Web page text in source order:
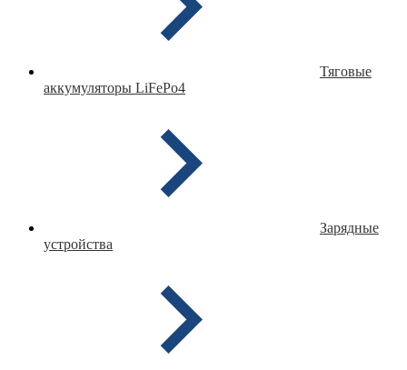
Тяговые
аккумуляторы LiFePo4
Зарядные
устройства